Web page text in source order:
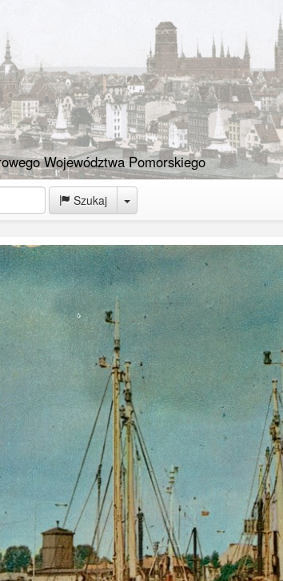
Województwa Pomorskiego
Szukaj Toggle Dropdown